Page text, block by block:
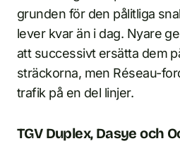
grunden för den pålitliga
lever kvar än i dag. Nyare
att successivt ersätta dem
sträckorna, men Réseau-
trafik på en del linjer.
TGV Duplex, Dasye och